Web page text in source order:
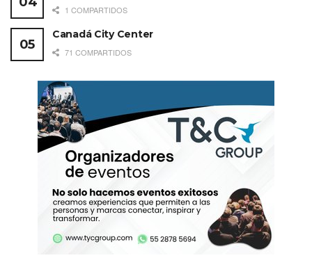
1 COMPARTIDOS
Canadá City Center
71 COMPARTIDOS